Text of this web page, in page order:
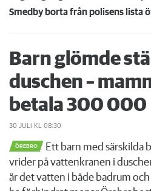
Smedby borta från polisens lista
Barn glömde
duschen –
betala 300 000
30 JULI KL 08:30
ÖREBRO
Ett barn med särskilda
vrider på vattenkranen i
är det vatten i både badrum